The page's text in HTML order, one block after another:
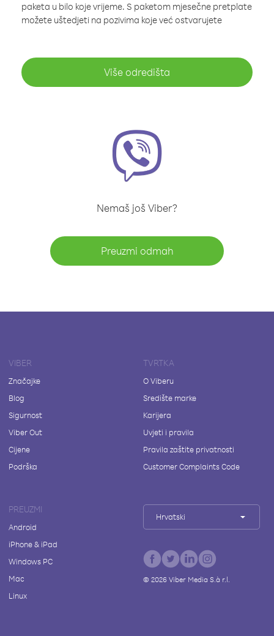
paketa u bilo koje vrijeme. S paketom mjesečne pretplate
možete uštedjeti na pozivima koje već ostvarujete
Više odredišta
Nemaš još Viber?
Preuzmi odmah
VIBER
Značajke
Blog
Sigurnost
Viber Out
Cijene
Podrška
TVRTKA
O Viberu
Središte marke
Karijera
Uvjeti i pravila
Pravila zaštite privatnosti
Customer Complaints Code
PREUZMI
Android
iPhone & iPad
Windows PC
Mac
Linux
Hrvatski
© 2026Viber Media S.à r.l.